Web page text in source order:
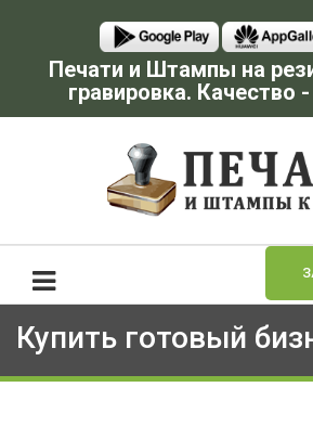
Печати и Штампы на
гравировка. Качество
Купить готовый